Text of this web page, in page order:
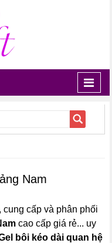
Nam
cấp và phân phối
cao cấp giá rẻ... uy
bôi kéo dài quan hệ